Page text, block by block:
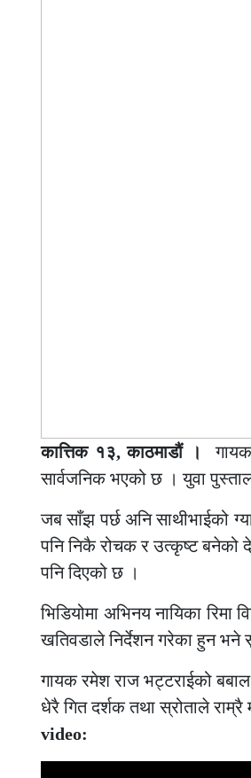
कात्तिक १३, काठमाडौं ।
सार्वजनिक भएको छ । युवा
जब साँझ पर्छ अनि साथीभाईको
पनि निकै रोचक र उत्कृष्ट बनेको
पनि दिएको छ ।
भिडियोमा अभिनय नायिका
खतिवडाले निर्देशन गरेका हुन
गायक रमेश राज भट्टराईको
धेरै गित दर्शक तथा स्रोताले राम्रै
video: